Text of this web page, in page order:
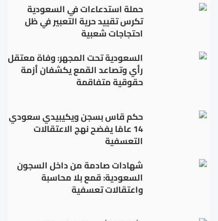
حملة استدعاءات في السعودية
تكرس تقييد حرية التعبير في ظل
احتجاجات شعبية
السعودية تحت المجهر: وفاة معتقل
رأي وتصاعد القمع يكشفان أزمة
حقوقية متفاقمة
حكم قاس بسجن ويكيبيدي سعودي
14 عامًا يفضح نهج الاعتقالات
التعسفية
شهادات صادمة من داخل السجون
السعودية: قمع بلا محاسبة
واعتقالات تعسفية